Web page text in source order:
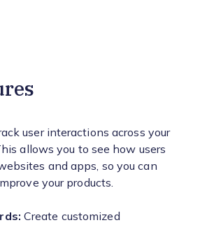
user interactions across your
allows you to see how users
and apps, so you can
your products.
Create customized